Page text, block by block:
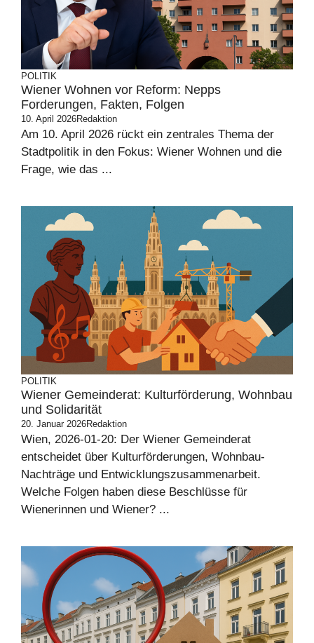
POLITIK
Wiener Wohnen vor Reform: Nepps
Forderungen, Fakten, Folgen
10. April 2026Redaktion
Am 10. April 2026 rückt ein zentrales Thema der
Stadtpolitik in den Fokus: Wiener Wohnen und die
Frage, wie das ...
POLITIK
Wiener Gemeinderat: Kulturförderung, Wohnbau
und Solidarität
20. Januar 2026Redaktion
Wien, 2026-01-20: Der Wiener Gemeinderat
entscheidet über Kulturförderungen, Wohnbau-
Nachträge und Entwicklungszusammenarbeit.
Welche Folgen haben diese Beschlüsse für
Wienerinnen und Wiener? ...